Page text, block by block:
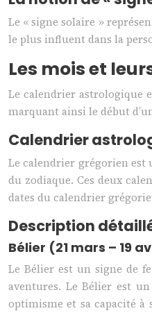
Le « signe solaire »
le plus influent dans la
Les mois et
Le calendrier astrologique
marquant ainsi le début
Calendrier
Le calendrier grégorien est
du zodiaque. Ces deux
dates du calendrier
Description
Bélier (21 mars – 19
Le Bélier est un signe de
aventures. Le Bélier est
optimisme et sa capacité